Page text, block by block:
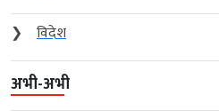
❯
विदेश
अभी-अभी